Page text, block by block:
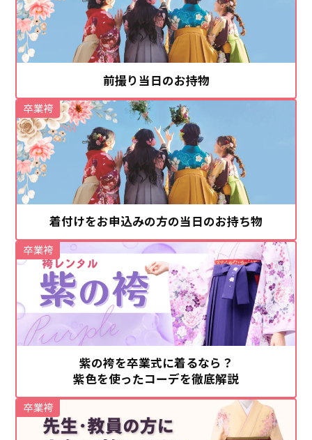
前撮り当日のお持物
着付けをお申込みの方の当日のお持ち物
卒業袴
紫の袴を卒業式に着るなら？
紫色を使ったコーデを徹底解説
卒業袴
卒業袴